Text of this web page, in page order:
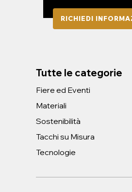
RICHIEDI
Tutte le categorie
Fiere ed Eventi
Materiali
Sostenibilità
Tacchi su Misura
Tecnologie